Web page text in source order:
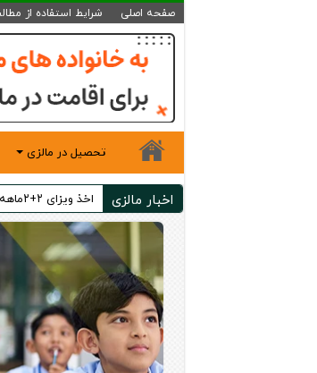
صفحه اصلی شرایط استفاده از
تحصیل در مالزی
اخبار مالزی اخذ ویزای ۲+۲ماهه مالزی امکان پذیر شد!